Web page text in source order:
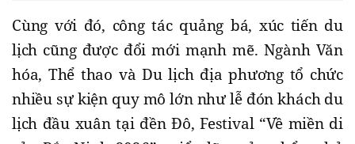
Cùng với đó, công tác quảng bá, xúc tiến du
lịch cũng được đổi mới mạnh mẽ. Ngành Văn
hóa, Thể thao và Du lịch địa phương tổ chức
nhiều sự kiện quy mô lớn như lễ đón khách du
lịch đầu xuân tại đền Đô, Festival “Về miền di